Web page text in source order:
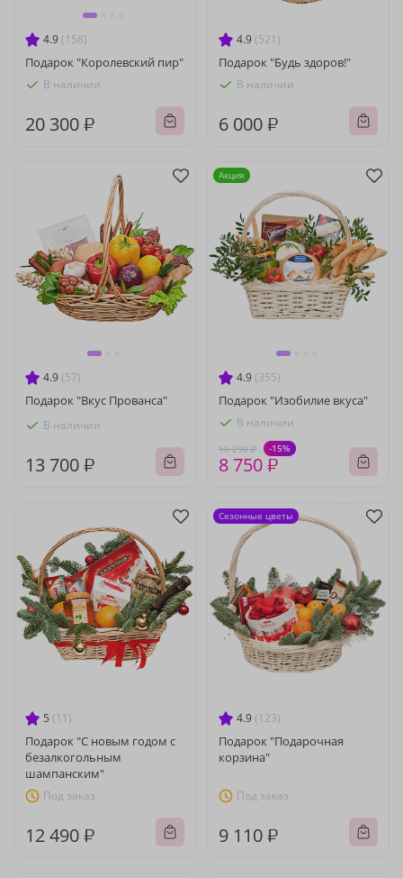
4.9 (158)
Подарок "Королевский пир"
В наличии
20 300 ₽
4.9 (521)
Подарок "Будь здоров!"
В наличии
6 000 ₽
4.9 (57)
Подарок "Вкус Прованса"
В наличии
13 700 ₽
4.9 (355)
Подарок "Изобилие вкуса"
В наличии
10 290 ₽ -15%
8 750 ₽
Акция
5 (11)
Подарок "С новым годом с
безалкогольным
шампанским"
Под заказ
12 490 ₽
4.9 (123)
Подарок "Подарочная
корзина"
Под заказ
9 110 ₽
Сезонные цветы